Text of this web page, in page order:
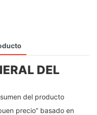
DEL
del producto
precio” basado en